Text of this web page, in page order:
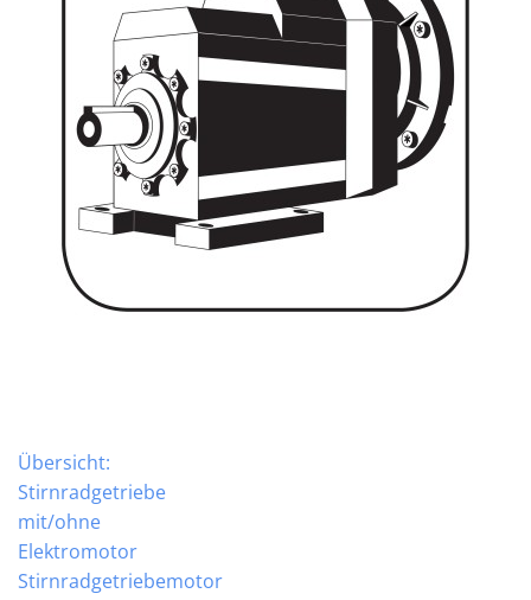
Übersicht:
Stirnradgetriebe
mit/ohne
Elektromotor
Stirnradgetriebemotor